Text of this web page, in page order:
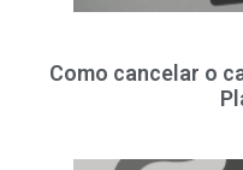
Como cancelar o